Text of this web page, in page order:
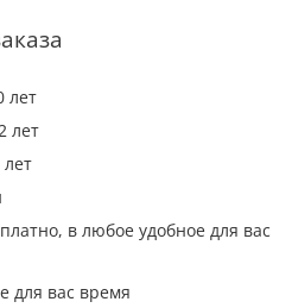
лет
лет
в любое удобное для вас
для вас время